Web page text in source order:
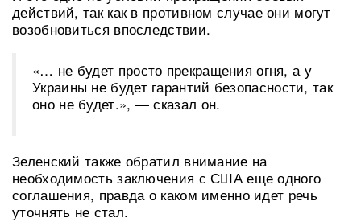
действий, так как в противном случае они могут
возобновиться впоследствии.
«… не будет просто прекращения огня, а у
Украины не будет гарантий безопасности, так
оно не будет.», — сказал он.
Зеленский также обратил внимание на
необходимость заключения с США еще одного
соглашения, правда о каком именно идет речь
уточнять не стал.